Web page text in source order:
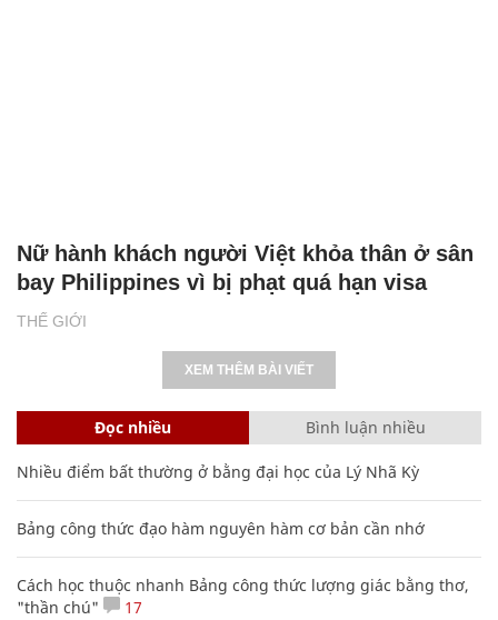
THẾ GIỚI
Nữ hành khách người Việt khỏa thân ở sân
bay Philippines vì bị phạt quá hạn visa
XEM THÊM BÀI VIẾT
Đọc nhiều Bình luận nhiều
Nhiều điểm bất thường ở bằng đại học của Lý Nhã Kỳ
Bảng công thức đạo hàm nguyên hàm cơ bản cần nhớ
Cách học thuộc nhanh Bảng công thức lượng giác bằng thơ,
"thần chú"
17